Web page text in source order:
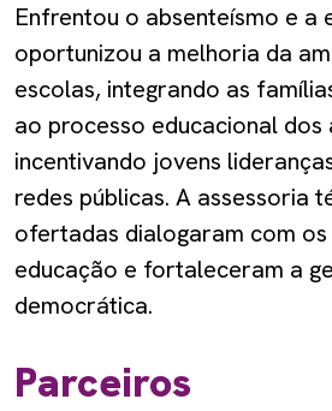
Enfrentou o absenteísmo e a
oportunizou a melhoria da
escolas, integrando as
ao processo educacional dos
incentivando jovens
redes públicas. A assessoria
ofertadas dialogaram com os
educação e fortaleceram a
democrática.
Parceiros